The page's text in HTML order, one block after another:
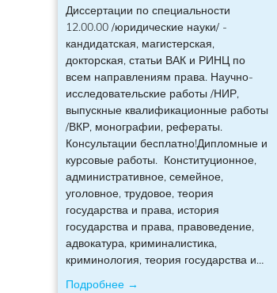
Диссертации по специальности
12.00.00 /юридические науки/ -
кандидатская, магистерская,
докторская, статьи ВАК и РИНЦ по
всем направлениям права. Научно-
исследовательские работы /НИР,
выпускные квалификационные работы
/ВКР, монографии, рефераты.
Консультации бесплатно!Дипломные и
курсовые работы. Конституционное,
административное, семейное,
уголовное, трудовое, теория
государства и права, история
государства и права, правоведение,
адвокатура, криминалистика,
криминология, теория государства и…
Подробнее →